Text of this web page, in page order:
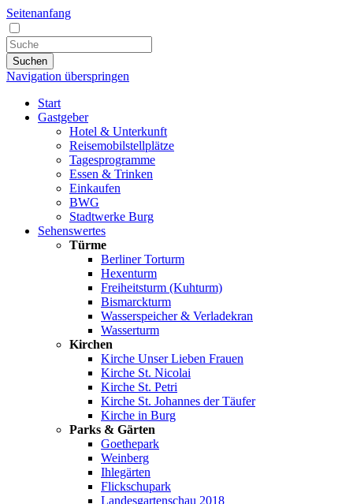
Seitenanfang
Suchen
Navigation überspringen
Start
Gastgeber
Hotel & Unterkunft
Reisemobilstellplätze
Tagesprogramme
Essen & Trinken
Einkaufen
BWG
Stadtwerke Burg
Sehenswertes
Türme
Berliner Torturm
Hexenturm
Freiheitsturm (Kuhturm)
Bismarckturm
Wasserspeicher & Verladekran
Wasserturm
Kirchen
Kirche Unser Lieben Frauen
Kirche St. Nicolai
Kirche St. Petri
Kirche St. Johannes der Täufer
Kirche in Burg
Parks & Gärten
Goethepark
Weinberg
Ihlegärten
Flickschupark
Landesgartenschau 2018